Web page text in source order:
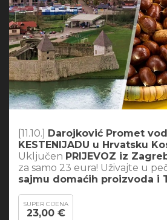
[11.10.]
Darojković Promet
KESTENIJADU u Hrvatsku
Uključen PRIJEVOZ iz
za samo 23 eura! Uživajte u
sajmu domaćih proizvoda i
SUPER CIJENA
23,00 €